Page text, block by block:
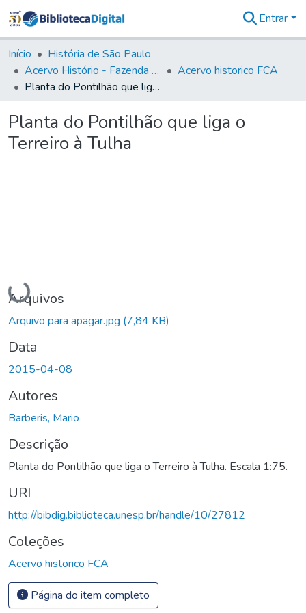
&
Coleções
Tudo na
Biblioteca
Estatísticas
Entrar
Início
História de São Paulo
Acervo Histório - Fazenda Lageado
Acervo historico FCA
Planta do Pontilhão que liga o Terreiro à Tulha
Planta do Pontilhão que liga o
Terreiro à Tulha
Carregando...
Arquivos
Arquivo para apagar.jpg (7,84 KB)
Data
2015-04-08
Autores
Barberis, Mario
Descrição
Planta do Pontilhão que liga o Terreiro à Tulha. Escala 1:75.
URI
http://bibdig.biblioteca.unesp.br/handle/10/27812
Coleções
Acervo historico FCA
Página do item completo